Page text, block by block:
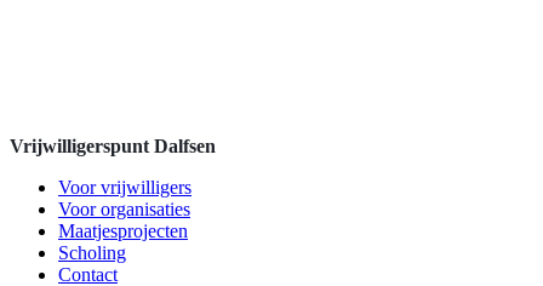
Vrijwilligerspunt Dalfsen
Voor vrijwilligers
Voor organisaties
Maatjesprojecten
Scholing
Contact